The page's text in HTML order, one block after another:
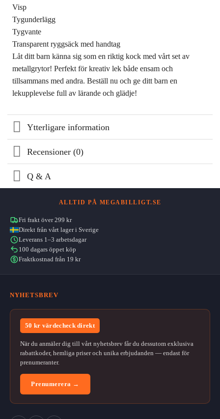
Visp
Tygunderlägg
Tygvante
Transparent ryggsäck med handtag
Låt ditt barn känna sig som en riktig kock med vårt set av
metallgrytor! Perfekt för kreativ lek både ensam och
tillsammans med andra. Beställ nu och ge ditt barn en
lekupplevelse full av lärande och glädje!
Ytterligare information
Recensioner (0)
Q & A
ALLTID PÅ MEGABILLIGT.SE
Fri frakt över 299 kr
Direkt från vårt lager i Sverige
Leverans 1–3 arbetsdagar
100 dagars öppet köp
Fraktkostnad från 19 kr
NYHETSBREV
50 kr värdecheck direkt
När du anmäler dig till vårt nyhetsbrev får du dessutom exklusiva
rabattkoder, hemliga priser och unika erbjudanden — endast för
prenumeranter.
Prenumerera →